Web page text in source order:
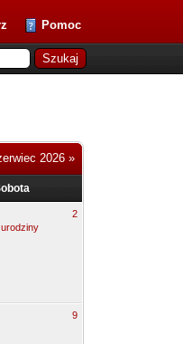
Pomoc
2026 »
2
9